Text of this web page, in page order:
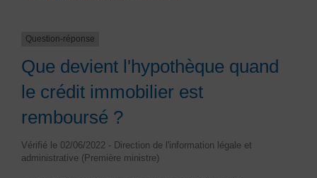
Question-réponse
Que devient l'hypothèque quand
le crédit immobilier est
remboursé ?
Vérifié le 02/06/2022 - Direction de l'information légale et
administrative (Première ministre)